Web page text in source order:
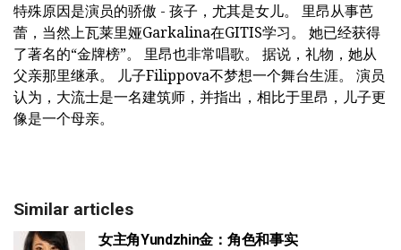
特殊原因是演员的骄傲 - 孩子，尤其是女儿。 里昂从事芭
蕾，当然上瓦莱里娅Garkalina在GITIS学习。 她已经获得
了著名的“金牌榜”。 里昂也非常唱歌。 据说，礼物，她从
父亲那里继承。 儿子Filippova不梦想一个舞台生涯。 演员
认为，大流士是一名建筑师，并指出，相比于里昂，儿子更
像是一个母亲。
Similar articles
女主角Yundzhin金：角色和事实